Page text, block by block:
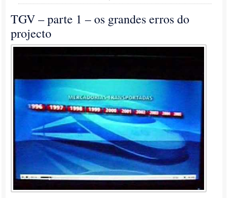
TGV – parte 1 – os grandes erros do
projecto